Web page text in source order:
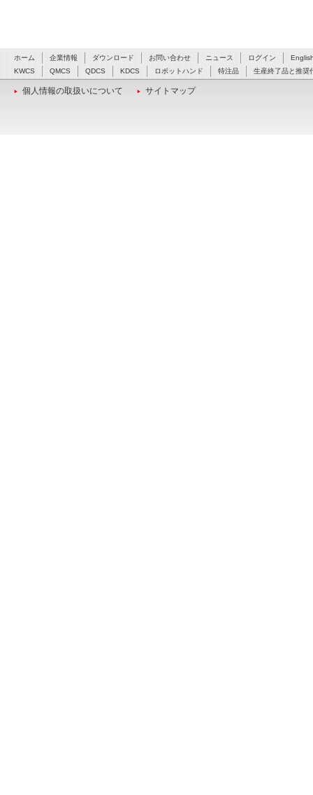
ホーム 企業情報 ダウンロード お問い合わせ ニュース ログイン
KWCS
QMCS QDCS KDCS ロボットハンド 特注品 生産終了品と推奨
個人情報の取扱いについて サイトマップ